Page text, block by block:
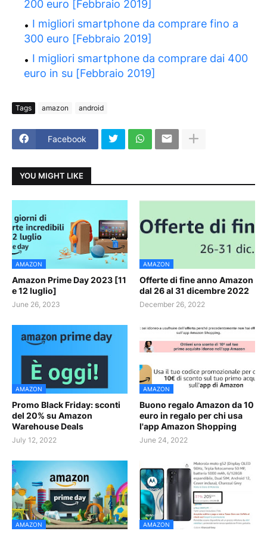
200 euro [Febbraio 2019]
I migliori smartphone da comprare fino a
300 euro [Febbraio 2019]
I migliori smartphone da comprare dai 400
euro in su [Febbraio 2019]
Tags amazon android
Facebook
YOU MIGHT LIKE
AMAZON
Amazon Prime Day 2023 [11
e 12 luglio]
June 26, 2023
AMAZON
Offerte di fine anno Amazon
dal 26 al 31 dicembre 2022
December 26, 2022
AMAZON
Promo Black Friday: sconti
del 20% su Amazon
Warehouse Deals
July 12, 2022
AMAZON
Buono regalo Amazon da 10
euro in regalo per chi usa
l'app Amazon Shopping
June 24, 2022
AMAZON AMAZON